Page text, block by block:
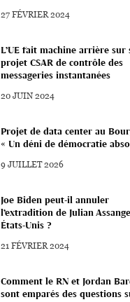
27 FÉVRIER 2024
L’UE fait machine arrière sur
projet CSAR de contrôle des
messageries instantanées
20 JUIN 2024
Projet de data center au
« Un déni de démocratie
9 JUILLET 2026
Joe Biden peut-il annuler
l’extradition de Julian
États-Unis ?
21 FÉVRIER 2024
Comment le RN et Jordan
sont emparés des questions